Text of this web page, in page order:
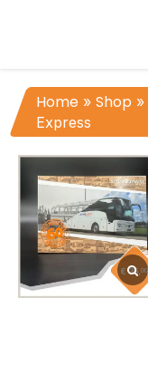
Home » Shop »
Express